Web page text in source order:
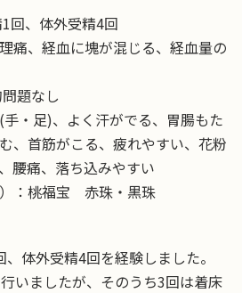
回、体外受精4回
痛、経血に塊が混じる、経血量の
題なし
・足)、よく汗がでる、胃腸もた
、首筋がこる、疲れやすい、花粉
腰痛、落ち込みやすい
：桃福宝 赤珠・黒珠
体外受精4回を経験しました。
いましたが、そのうち3回は着床